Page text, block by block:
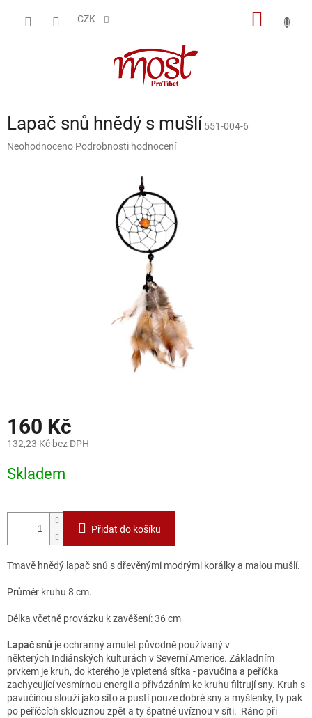
CZK
Lapač snů hnědý s mušlí 551-004-6
Průměrné
Neohodnoceno Podrobnosti hodnocení
160 Kč
132,23 Kč bez DPH
cena:
Skladem
Přidat do košíku
Tmavě hnědý lapač snů s dřevěnými modrými korálky a malou mušlí.
Průměr kruhu 8 cm.
Délka včetně provázku k zavěšení: 36 cm
Lapač snů je ochranný amulet původně používaný v
některých Indiánských kulturách v Severní Americe. Základním
prvkem je kruh, do kterého je vpletená síťka - pavučina a peříčka
zachycující vesmírnou energii a přivázáním ke kruhu filtrují sny. Kruh s
pavučinou slouží jako síto a pustí pouze dobré sny a myšlenky, ty pak
po peříčcích sklouznou zpět a ty špatné uvíznou v síti. Ráno při